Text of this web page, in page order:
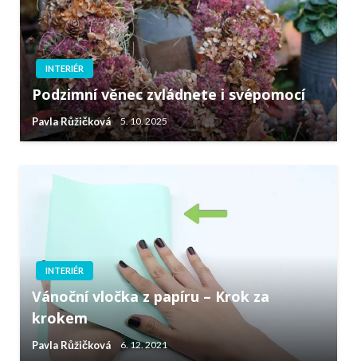
INTERIÉR
Podzimní věnec zvládnete i svépomocí
Pavla Růžičková 5. 10. 2025
INTERIÉR
Vánoční vločka z papíru – Krok za
krokem
Pavla Růžičková 6. 12. 2021